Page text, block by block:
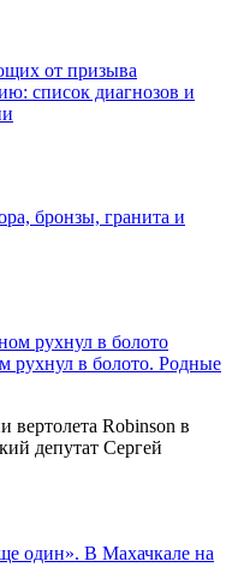
список диагнозов и
бронзы, гранита и
рухнул в болото. Родные
вертолета Robinson в
депутат Сергей
один». В Махачкале на